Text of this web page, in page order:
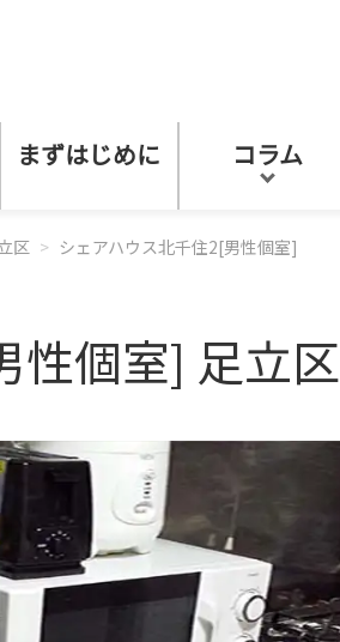
まずはじめに コラム
区 シェアハウス北千住2[男性個室]
性個室] 足立区